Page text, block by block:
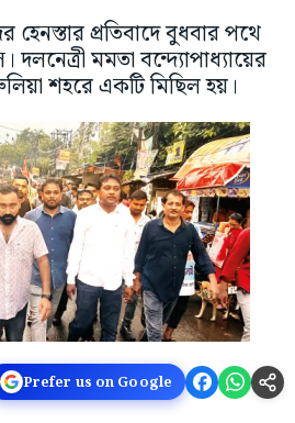
হেনস্তার প্রতিবাদে বুধবার পথে
মমতা বন্দ্যোপাধ্যায়ের
শহরে একটি মিছিল হয়।
Prefer us on Google